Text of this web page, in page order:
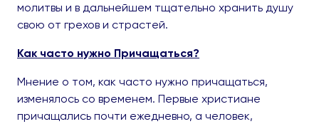
молитвы и в дальнейшем тщательно хранить душу
свою от грехов и страстей.
Как часто нужно Причащаться?
Мнение о том, как часто нужно причащаться,
изменялось со временем. Первые христиане
причащались почти ежедневно, а человек,